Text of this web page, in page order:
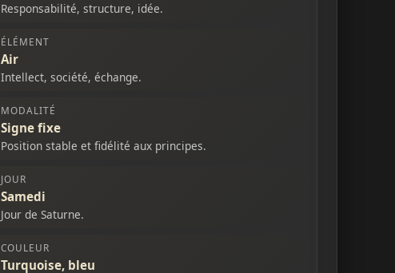
Responsabilité, structure, idée.
ÉLÉMENT
Air
Intellect, société, échange.
MODALITÉ
Signe fixe
Position stable et fidélité aux principes.
JOUR
Samedi
Jour de Saturne.
COULEUR
Turquoise, bleu